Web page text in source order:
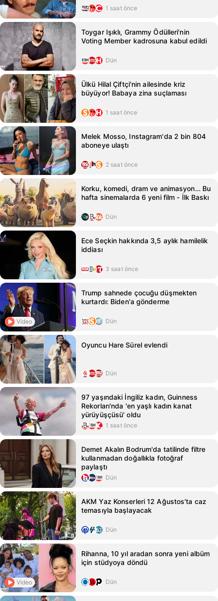
1 saat önce
Toygar Işıklı, Grammy Ödülleri'nin
Voting Member kadrosuna kabul edildi
Dün
Ülkü Hilal Çiftçi'nin ailesinde kriz
büyüyor! Babaya zina suçlaması
1 saat önce
Melek Mosso, Instagram'da 2 bin 804
aboneye ulaştı
2 saat önce
Korku, komedi, dram ve animasyon… Bu
hafta sinemalarda 6 yeni film - İlk Baskı
Dün
Ece Seçkin hakkında 3,5 aylık hamilelik
iddiası
3 saat önce
Video
Trump sahnede çocuğu düşmekten
kurtardı: Biden'a gönderme
Dün
Oyuncu Hare Sürel evlendi
Dün
97 yaşındaki İngiliz kadın, Guinness
Rekorları'nda 'en yaşlı kadın kanat
yürüyüşçüsü' oldu
1 saat önce
Demet Akalın Bodrum'da tatilinde filtre
kullanmadan doğallıkla fotoğraf
paylaştı
Dün
AKM Yaz Konserleri 12 Ağustos'ta caz
temasıyla başlayacak
Dün
Video
Rihanna, 10 yıl aradan sonra yeni albüm
için stüdyoya döndü
Dün